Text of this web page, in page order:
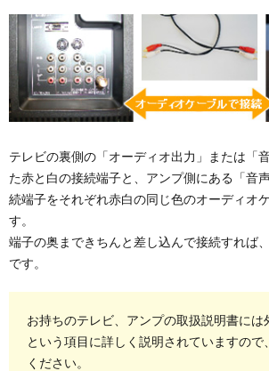
テレビの裏側の「オーディオ出力」または「
た赤と白の接続端子と、アンプ側にある「音
続端子をそれぞれ赤白の同じ色のオーディオ
す。
端子の奥まできちんと差し込んで接続すれば
です。
お持ちのテレビ、アンプの取扱説明書には
という項目に詳しく説明されていますので
ください。